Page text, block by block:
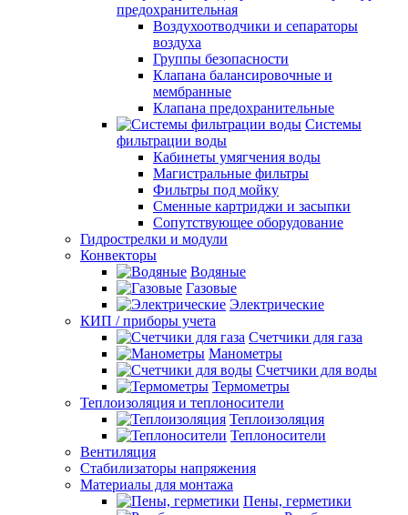
предохранительная
Воздухоотводчики и сепараторы
воздуха
Группы безопасности
Клапана балансировочные и
мембранные
Клапана предохранительные
Системы
фильтрации воды
Кабинеты умягчения воды
Магистральные фильтры
Фильтры под мойку
Сменные картриджи и засыпки
Сопутствующее оборудование
Гидрострелки и модули
Конвекторы
Водяные
Газовые
Электрические
КИП / приборы учета
Счетчики для газа
Манометры
Счетчики для воды
Термометры
Теплоизоляция и теплоносители
Теплоизоляция
Теплоносители
Вентиляция
Стабилизаторы напряжения
Материалы для монтажа
Пены, герметики